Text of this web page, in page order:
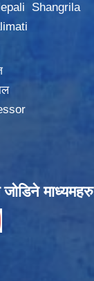
Shangrila
माध्यमहरु